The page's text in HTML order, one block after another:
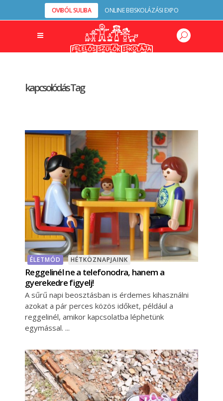
OVIBÓL SULIBA ONLINE BEISKOLÁZÁSI EXPO
kapcsolódás Tag
ÉLETMÓD HÉTKÖZNAPJAINK
Reggelinél ne a telefonodra, hanem a
gyerekedre figyelj!
A sűrű napi beosztásban is érdemes kihasználni
azokat a pár perces közös időket, például a
reggelinél, amikor kapcsolatba léphetünk
egymással.